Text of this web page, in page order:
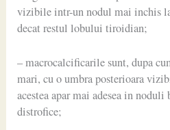
vizibile intr-un nodul mai inchis
decat restul lobului tiroidian;
– macrocalcificarile sunt, dupa
mari, cu o umbra posterioara
acestea apar mai adesea in
distrofice;